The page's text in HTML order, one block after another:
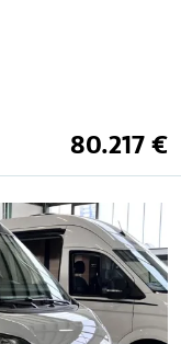
80.217 €